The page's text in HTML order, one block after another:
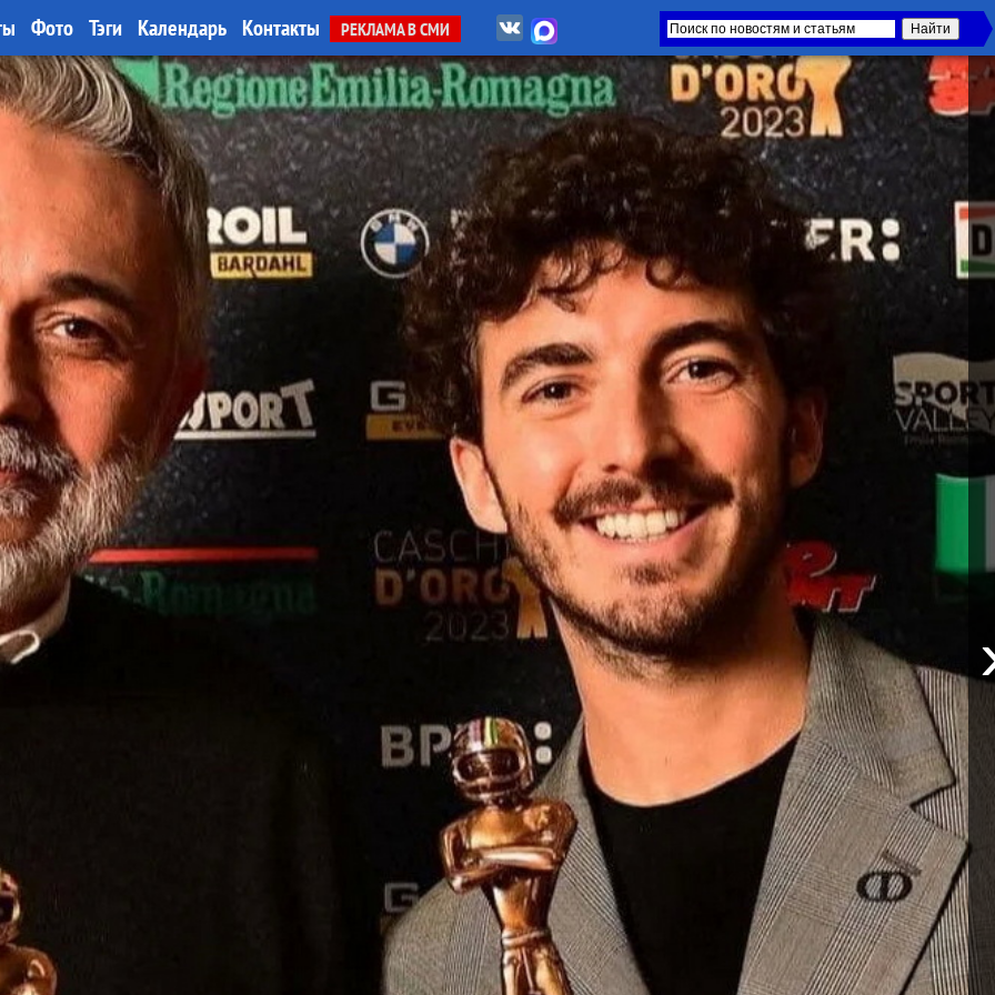
Фото Тэги Календарь Контакты РЕКЛАМА В СМИ